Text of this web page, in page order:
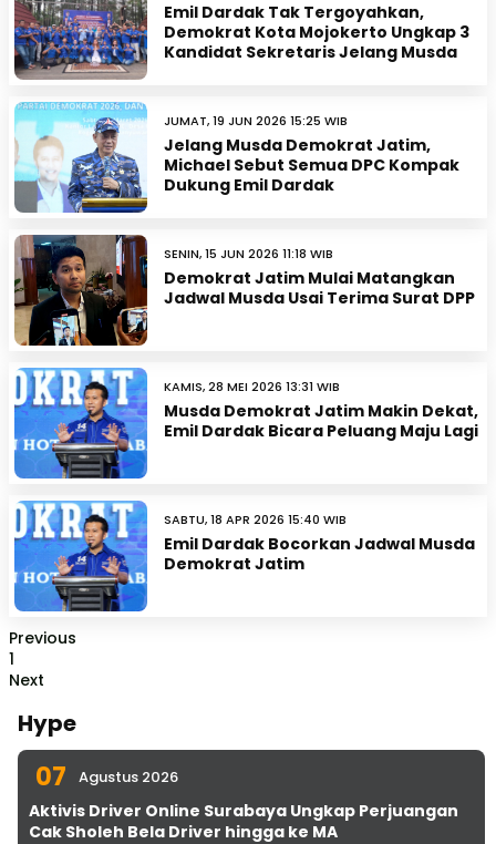
Emil Dardak Tak Tergoyahkan,
Demokrat Kota Mojokerto Ungkap 3
Kandidat Sekretaris Jelang Musda
JUMAT, 19 JUN 2026 15:25 WIB
Jelang Musda Demokrat Jatim,
Michael Sebut Semua DPC Kompak
Dukung Emil Dardak
SENIN, 15 JUN 2026 11:18 WIB
Demokrat Jatim Mulai Matangkan
Jadwal Musda Usai Terima Surat DPP
KAMIS, 28 MEI 2026 13:31 WIB
Musda Demokrat Jatim Makin Dekat,
Emil Dardak Bicara Peluang Maju Lagi
SABTU, 18 APR 2026 15:40 WIB
Emil Dardak Bocorkan Jadwal Musda
Demokrat Jatim
Previous
1
Next
Hype
07 Agustus 2026
Aktivis Driver Online Surabaya Ungkap Perjuangan
Cak Sholeh Bela Driver hingga ke MA